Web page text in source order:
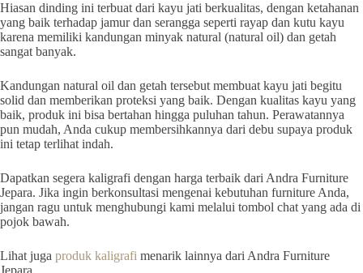
Hiasan dinding ini terbuat dari kayu jati berkualitas, dengan ketahanan
yang baik terhadap jamur dan serangga seperti rayap dan kutu kayu
karena memiliki kandungan minyak natural (natural oil) dan getah
sangat banyak.
Kandungan natural oil dan getah tersebut membuat kayu jati begitu
solid dan memberikan proteksi yang baik. Dengan kualitas kayu yang
baik, produk ini bisa bertahan hingga puluhan tahun. Perawatannya
pun mudah, Anda cukup membersihkannya dari debu supaya produk
ini tetap terlihat indah.
Dapatkan segera kaligrafi dengan harga terbaik dari Andra Furniture
Jepara. Jika ingin berkonsultasi mengenai kebutuhan furniture Anda,
jangan ragu untuk menghubungi kami melalui tombol chat yang ada di
pojok bawah.
Lihat juga produk kaligrafi menarik lainnya dari Andra Furniture
Jepara.